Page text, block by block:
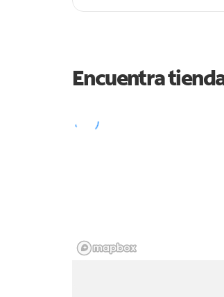
Encuentra